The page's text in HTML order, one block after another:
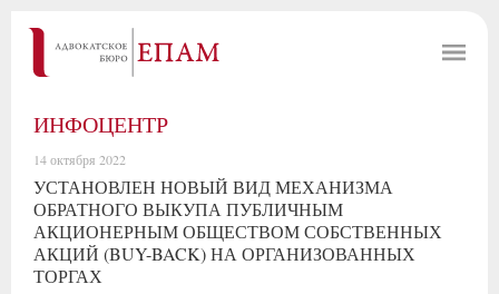
ИНФОЦЕНТР
14 октября 2022
УСТАНОВЛЕН НОВЫЙ ВИД МЕХАНИЗМА
ОБРАТНОГО ВЫКУПА ПУБЛИЧНЫМ
АКЦИОНЕРНЫМ ОБЩЕСТВОМ СОБСТВЕННЫХ
АКЦИЙ (BUY-BACK) НА ОРГАНИЗОВАННЫХ
ТОРГАХ